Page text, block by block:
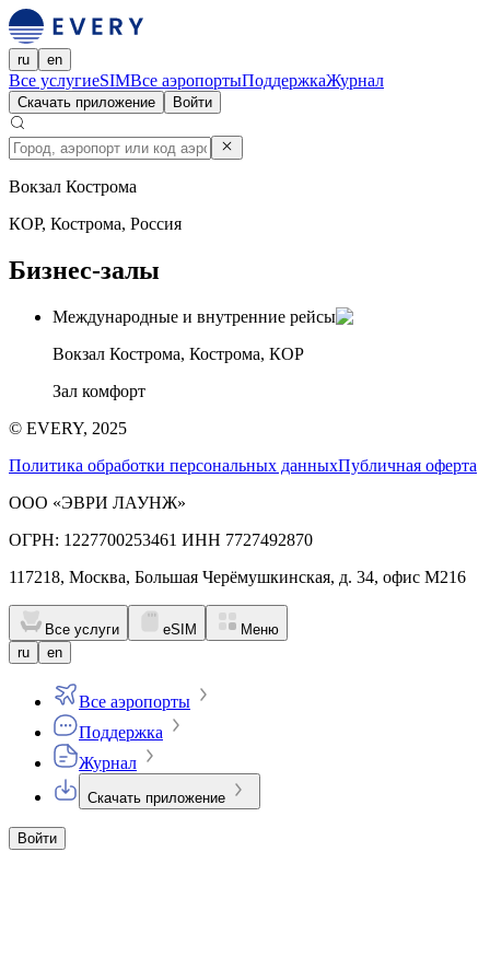
ru en
Все услугиeSIMВсе аэропортыПоддержкаЖурнал
Скачать приложение Войти
Вокзал Кострома
КОР, Кострома, Россия
Бизнес-залы
Международные и внутренние рейсы
Вокзал Кострома, Кострома, КОР
Зал комфорт
© EVERY, 2025
Политика обработки персональных данныхПубличная оферта
ООО «ЭВРИ ЛАУНЖ»
ОГРН: 1227700253461 ИНН 7727492870
117218, Москва, Большая Черёмушкинская, д. 34, офис М216
Все услуги eSIM
Меню
ru
en
Все аэропорты
Поддержка
Журнал
Скачать приложение
Войти